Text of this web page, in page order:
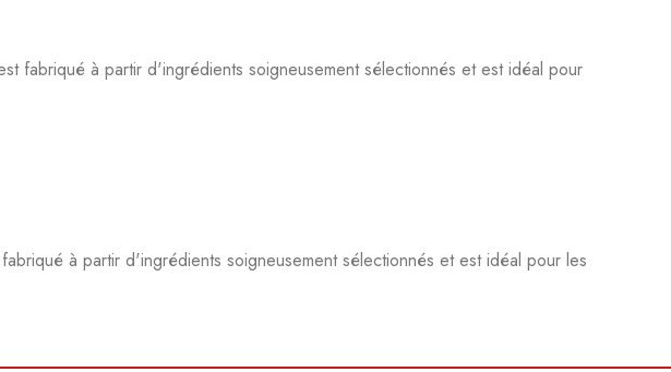
fabriqué à partir d'ingrédients soigneusement sélectionnés et est idéal pour
à partir d'ingrédients soigneusement sélectionnés et est idéal pour les